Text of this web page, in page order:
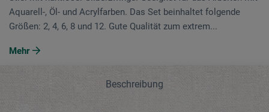
Aquarell-, Öl- und Acrylfarben. Das Set beinhaltet folgende
Größen: 2, 4, 6, 8 und 12. Gute Qualität zum extrem...
Mehr
Beschreibung